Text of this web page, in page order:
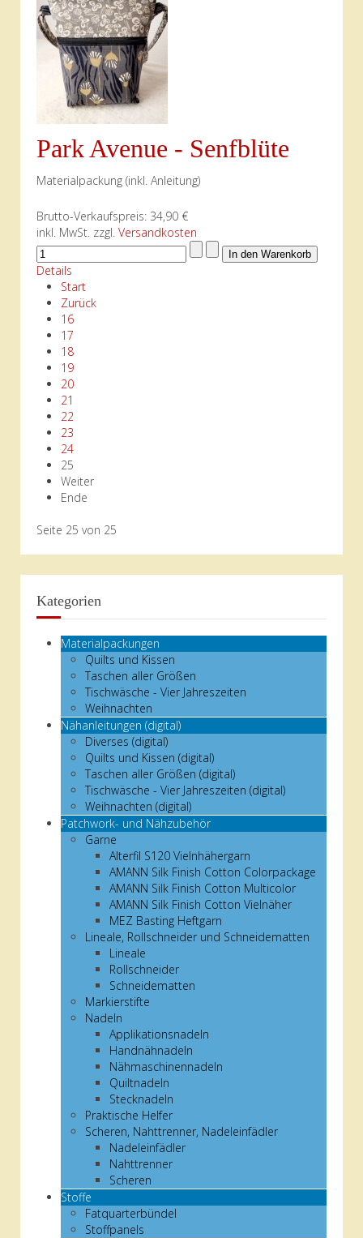
Park Avenue - Senfblüte
Materialpackung (inkl. Anleitung)
Brutto-Verkaufspreis: 34,90 €
inkl. MwSt. zzgl. Versandkosten
Details
Start
Zurück
16
17
18
19
20
21
22
23
24
25
Weiter
Ende
Seite 25 von 25
Kategorien
Materialpackungen
Quilts und Kissen
Taschen aller Größen
Tischwäsche - Vier Jahreszeiten
Weihnachten
Nähanleitungen (digital)
Diverses (digital)
Quilts und Kissen (digital)
Taschen aller Größen (digital)
Tischwäsche - Vier Jahreszeiten (digital)
Weihnachten (digital)
Patchwork- und Nähzubehör
Garne
Alterfil S120 Vielnhähergarn
AMANN Silk Finish Cotton Colorpackage
AMANN Silk Finish Cotton Multicolor
AMANN Silk Finish Cotton Vielnäher
MEZ Basting Heftgarn
Lineale, Rollschneider und Schneidematten
Lineale
Rollschneider
Schneidematten
Markierstifte
Nadeln
Applikationsnadeln
Handnähnadeln
Nähmaschinennadeln
Quiltnadeln
Stecknadeln
Praktische Helfer
Scheren, Nahttrenner, Nadeleinfädler
Nadeleinfädler
Nahttrenner
Scheren
Stoffe
Fatquarterbündel
Stoffpanels